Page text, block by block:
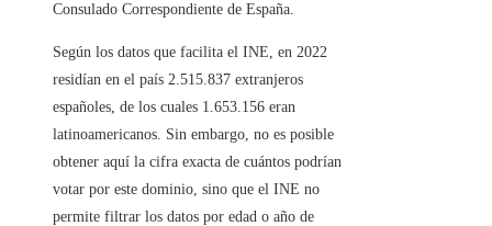
Consulado Correspondiente de España.
Según los datos que facilita el INE, en 2022
residían en el país 2.515.837 extranjeros
españoles, de los cuales 1.653.156 eran
latinoamericanos. Sin embargo, no es posible
obtener aquí la cifra exacta de cuántos podrían
votar por este dominio, sino que el INE no
permite filtrar los datos por edad o año de